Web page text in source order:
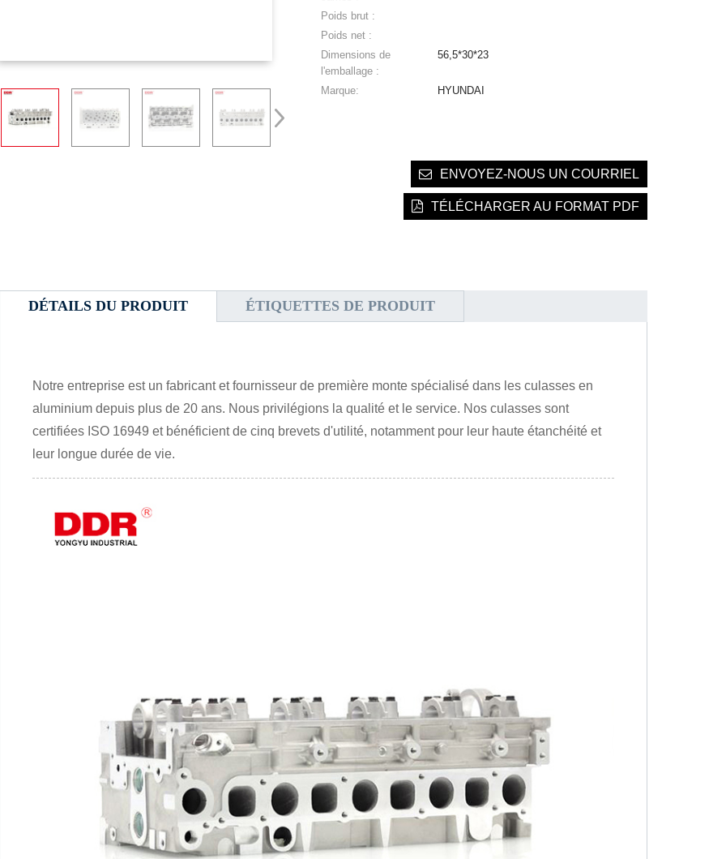
Poids brut :
Poids net :
Dimensions de
l'emballage :
56,5*30*23
Marque: HYUNDAI
ENVOYEZ-NOUS UN COURRIEL
TÉLÉCHARGER AU FORMAT PDF
DÉTAILS DU PRODUIT ÉTIQUETTES DE PRODUIT
Notre entreprise est un fabricant et fournisseur de première monte spécialisé dans les culasses en
aluminium depuis plus de 20 ans. Nous privilégions la qualité et le service. Nos culasses sont
certifiées ISO 16949 et bénéficient de cinq brevets d'utilité, notamment pour leur haute étanchéité et
leur longue durée de vie.